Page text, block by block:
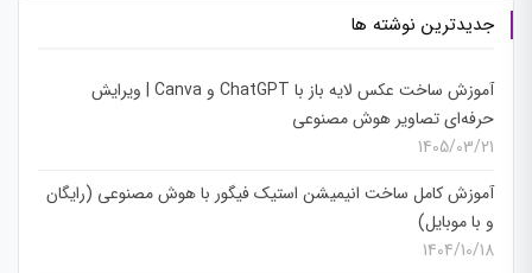
جدیدترین نوشته ها
آموزش ساخت عکس لایه باز با ChatGPT و Canva | ویرایش
حرفه‌ای تصاویر هوش مصنوعی
1405/03/21
آموزش کامل ساخت انیمیشن استیک فیگور با هوش مصنوعی (رایگان
و با موبایل)
1404/10/18